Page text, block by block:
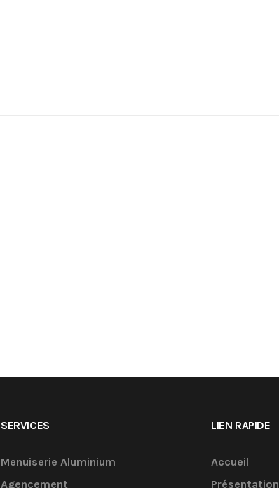
SERVICES
Menuiserie Aluminium
Agencement
LIEN RAPIDE
Accueil
Présentation